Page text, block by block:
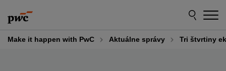
to
content
to
footer
Make it happen with PwC Aktuálne správy Tri štvrtiny